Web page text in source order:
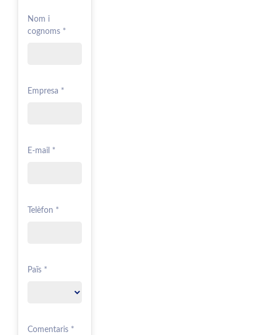
Nom i
cognoms *
Empresa *
E-mail *
Telèfon *
Païs *
Comentaris *